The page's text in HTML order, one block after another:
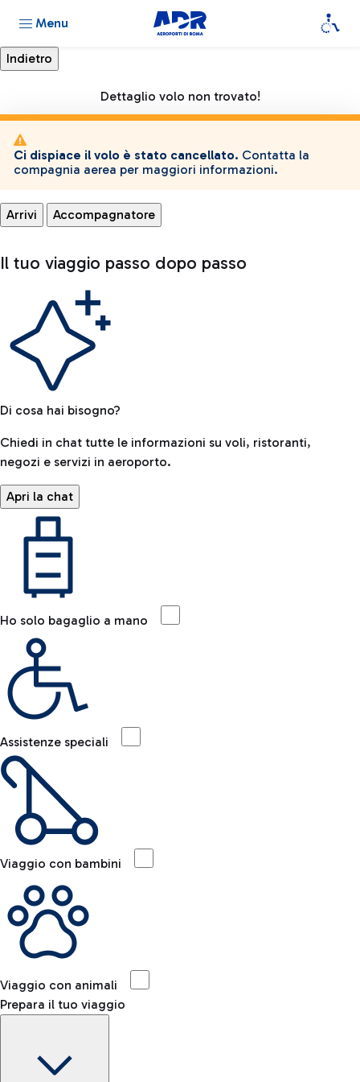
Menu
Dettaglio volo non trovato!
Ci dispiace il volo è stato cancellato. Contatta la
compagnia aerea per maggiori informazioni.
Arrivi Accompagnatore
Il tuo viaggio passo dopo passo
Di cosa hai bisogno?
Chiedi in chat tutte le informazioni su voli, ristoranti,
negozi e servizi in aeroporto.
Apri la chat
Ho solo bagaglio a mano
Assistenze speciali
Viaggio con bambini
Viaggio con animali
Prepara il tuo viaggio